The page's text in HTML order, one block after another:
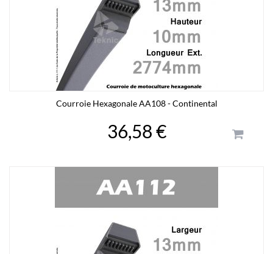
Courroie Hexagonale AA108 - Continental
36,58 €